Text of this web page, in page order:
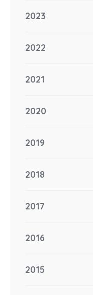
2023
2022
2021
2020
2019
2018
2017
2016
2015